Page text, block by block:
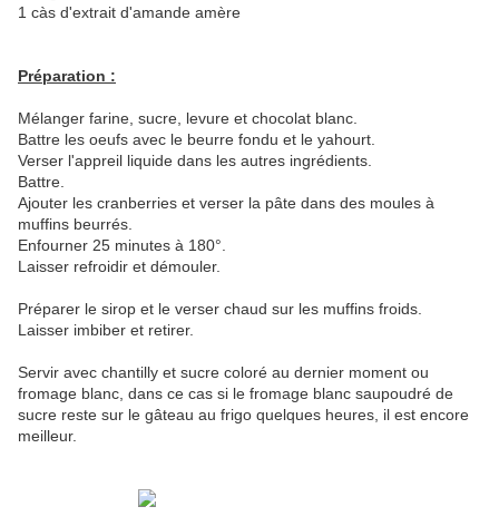
1 càs d'extrait d'amande amère
Préparation :
Mélanger farine, sucre, levure et chocolat blanc.
Battre les oeufs avec le beurre fondu et le yahourt.
Verser l'appreil liquide dans les autres ingrédients.
Battre.
Ajouter les cranberries et verser la pâte dans des moules à
muffins beurrés.
Enfourner 25 minutes à 180°.
Laisser refroidir et démouler.
Préparer le sirop et le verser chaud sur les muffins froids.
Laisser imbiber et retirer.
Servir avec chantilly et sucre coloré au dernier moment ou
fromage blanc, dans ce cas si le fromage blanc saupoudré de
sucre reste sur le gâteau au frigo quelques heures, il est encore
meilleur.